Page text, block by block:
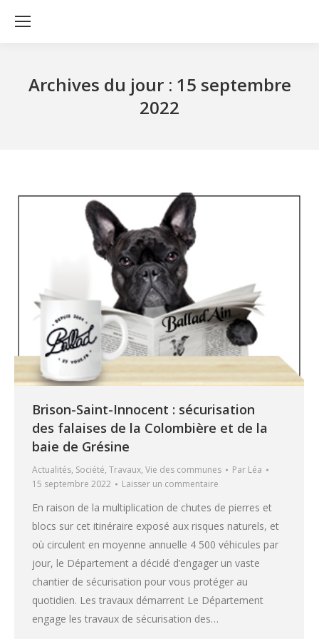
Archives du jour : 15 septembre
2022
Brison-Saint-Innocent : sécurisation
des falaises de la Colombière et de la
baie de Grésine
Actualités, Société, Travaux, Vie des communes Par Léa
15 septembre 2022
Laisser un commentaire
En raison de la multiplication de chutes de pierres et
blocs sur cet itinéraire exposé aux risques naturels, et
où circulent en moyenne annuelle 4 500 véhicules par
jour, le Département a décidé d’engager un vaste
chantier de sécurisation pour vous protéger au
quotidien. Les travaux démarrent Le Département
engage les travaux de sécurisation des…